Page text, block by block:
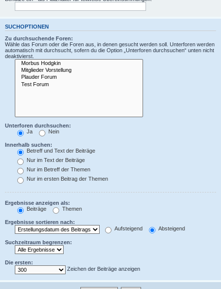
SUCHOPTIONEN
Zu durchsuchende Foren:
Wähle das Forum oder die Foren aus, in denen gesucht werden soll. Unterforen werden
automatisch mit durchsucht, sofern du die Option „Unterforen durchsuchen“ unten nicht
deaktivierst.
Unterforen durchsuchen:
Ja
Nein
Innerhalb suchen:
Betreff und Text der Beiträge
Nur im Text der Beiträge
Nur im Betreff der Themen
Nur im ersten Beitrag der Themen
Ergebnisse anzeigen als:
Beiträge
Themen
Ergebnisse sortieren nach:
Aufsteigend
Absteigend
Suchzeitraum begrenzen:
Die ersten:
Zeichen der Beiträge anzeigen